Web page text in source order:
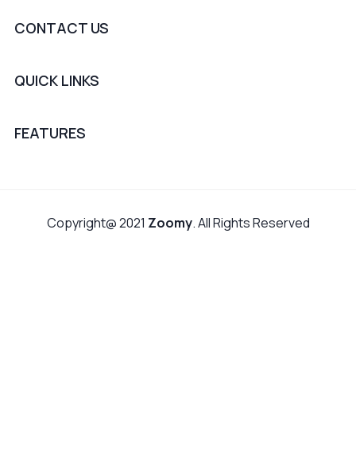
CONTACT US
QUICK LINKS
FEATURES
Copyright@ 2021 Zoomy. All Rights Reserved